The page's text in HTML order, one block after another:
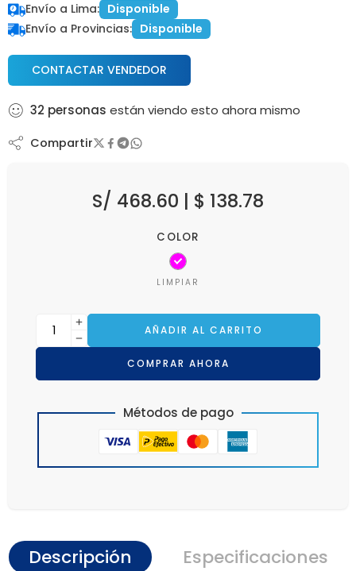
Envío a Lima: Disponible
Envío a Provincias: Disponible
CONTACTAR VENDEDOR
32 personas están viendo esto ahora mismo
Compartir
S/ 468.60 | $ 138.78
COLOR
LIMPIAR
AÑADIR AL CARRITO
COMPRAR AHORA
Métodos de pago
Descripción Especificaciones